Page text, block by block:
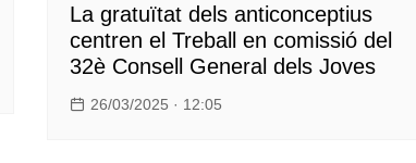
La gratuïtat dels anticonceptius
centren el Treball en comissió del
32è Consell General dels Joves
26/03/2025 · 12:05